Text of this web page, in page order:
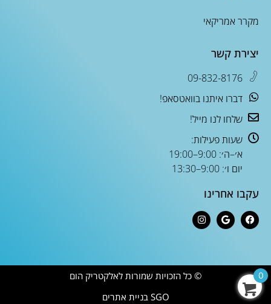
מקרר אמריקאי
יצירת קשר
09-832-8176
דברו איתנו בוואטסאפ!
שלחו לנו מייל!
שעות פעילות:
א׳–ה׳: 9:00–19:00
יום ו׳: 9:00–13:30
עקבו אחרינו
© כל הזכויות שמורות לאלקטריק הום
SGO בניית אתרים
0